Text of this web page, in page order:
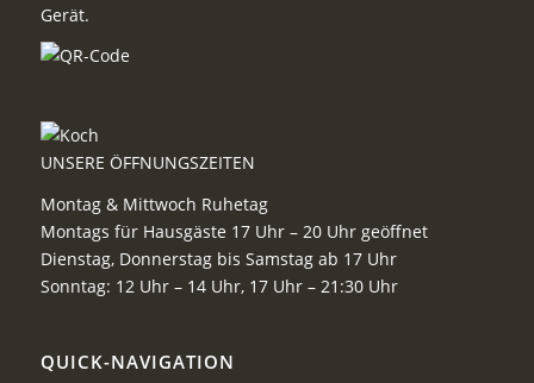
Gerät.
UNSERE ÖFFNUNGSZEITEN
Montag & Mittwoch Ruhetag
Montags für Hausgäste 17 Uhr – 20 Uhr geöffnet
Dienstag, Donnerstag bis Samstag ab 17 Uhr
Sonntag: 12 Uhr – 14 Uhr, 17 Uhr – 21:30 Uhr
QUICK-NAVIGATION